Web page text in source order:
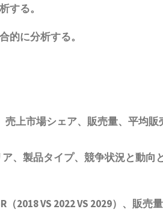
する。
的に分析する。
上市場シェア、販売量、平均販
、製品タイプ、競争状況と動向
2018 VS 2022 VS 2029）、販売